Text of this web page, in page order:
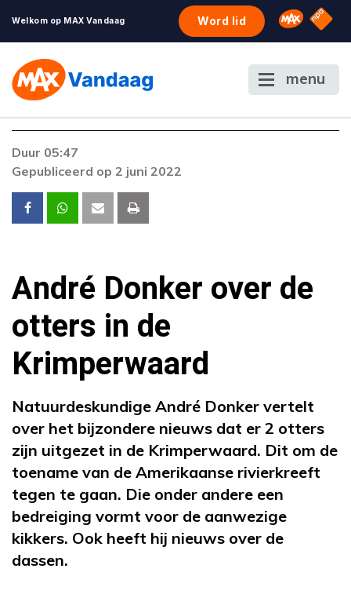
Welkom op MAX Vandaag Word lid Omroep
NPO
menu
De gewenste stream is op dit moment niet
voordoen, neem dan contact op met onze
klantenservice.
Duur 05:47
Gepubliceerd op 2 juni 2022
André Donker over de
otters in de
Krimperwaard
Natuurdeskundige André Donker vertelt
over het bijzondere nieuws dat er 2 otters
zijn uitgezet in de Krimperwaard. Dit om de
toename van de Amerikaanse rivierkreeft
tegen te gaan. Die onder andere een
bedreiging vormt voor de aanwezige
kikkers. Ook heeft hij nieuws over de
dassen.